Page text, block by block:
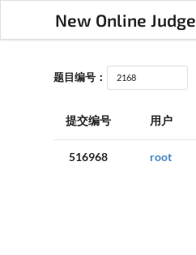
New Online Judge
题目编号：
提交编号 用户
516968 root